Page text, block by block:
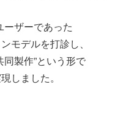
ーザーであった
モデルを打診し、
製作”という形で
しました。